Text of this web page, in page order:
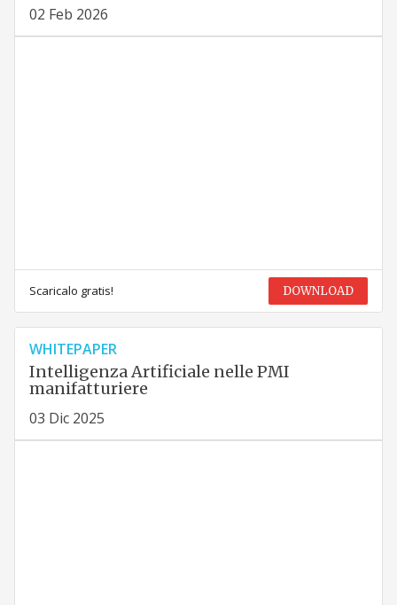
02 Feb 2026
Scaricalo gratis! DOWNLOAD
WHITEPAPER
Intelligenza Artificiale nelle PMI
manifatturiere
03 Dic 2025